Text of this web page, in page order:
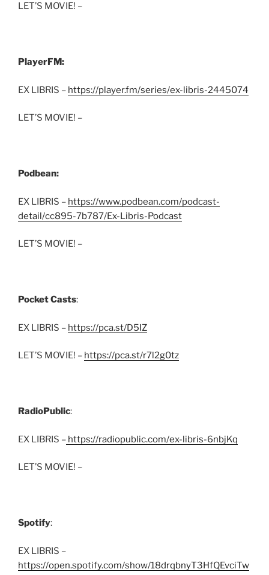
LET’S MOVIE! –
PlayerFM:
EX LIBRIS – https://player.fm/series/ex-libris-2445074
LET’S MOVIE! –
Podbean:
EX LIBRIS – https://www.podbean.com/podcast-
detail/cc895-7b787/Ex-Libris-Podcast
LET’S MOVIE! –
Pocket Casts:
EX LIBRIS – https://pca.st/D5IZ
LET’S MOVIE! – https://pca.st/r7l2g0tz
RadioPublic:
EX LIBRIS – https://radiopublic.com/ex-libris-6nbjKq
LET’S MOVIE! –
Spotify:
EX LIBRIS –
https://open.spotify.com/show/18drqbnyT3HfQEvciTw